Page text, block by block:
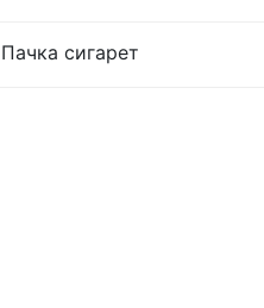
Пачка сигарет